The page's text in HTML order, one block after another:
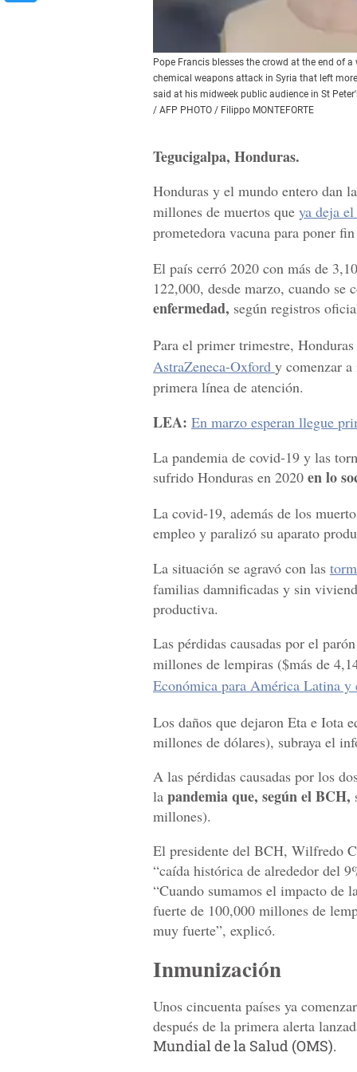
Pope Francis blesses the crowd at the end of
chemical weapons attack in Syria that left
said at his midweek public audience in St
/ AFP PHOTO / Filippo MONTEFORTE
Tegucigalpa, Honduras.
Honduras y el mundo entero dan
millones de muertos que ya deja
prometedora vacuna para poner
El país cerró 2020 con más de
122,000, desde marzo, cuando se
enfermedad, según registros
Para el primer trimestre,
AstraZeneca-Oxford y comenzar
primera línea de atención.
LEA: En marzo esperan llegue
La pandemia de covid-19 y las
sufrido Honduras en 2020 en lo
La covid-19, además de los
empleo y paralizó su aparato
La situación se agravó con las
familias damnificadas y sin
productiva.
Las pérdidas causadas por el
millones de lempiras ($más de
Económica para América Latina
Los daños que dejaron Eta e Iota
millones de dólares), subraya el
A las pérdidas causadas por los
la pandemia que, según el BCH,
millones).
El presidente del BCH, Wilfredo
“caída histórica de alrededor del
“Cuando sumamos el impacto de
fuerte de 100,000 millones de
muy fuerte”, explicó.
Inmunización
Unos cincuenta países ya
después de la primera alerta
Mundial de la Salud (OMS).